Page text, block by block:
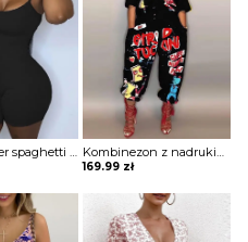
Romper biker spaghetti strap kombinezon Chadia Kombinezon z nadrukiem latarni kreskówek Eliana
169.99 zł